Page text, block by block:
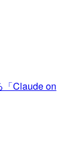
「Claude on